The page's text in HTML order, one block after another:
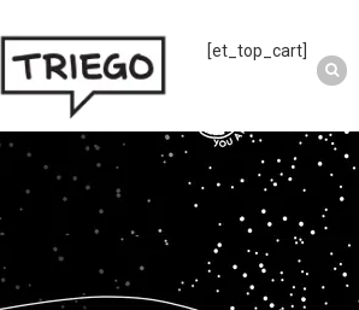
[et_top_cart]